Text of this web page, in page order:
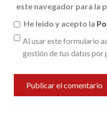
este navegador para la
He leído y acepto la
Al usar este formulario
gestión de tus datos por